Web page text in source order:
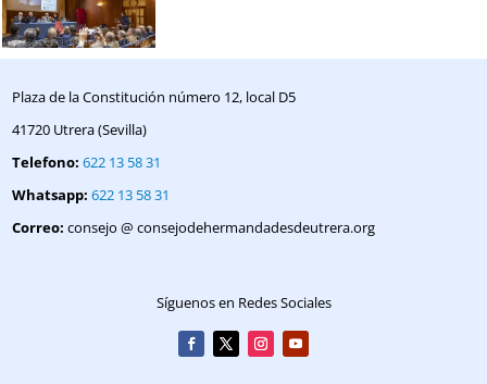
Plaza de la Constitución número 12, local D5
41720 Utrera (Sevilla)
Telefono: 622 13 58 31
Whatsapp: 622 13 58 31
Correo: consejo @ consejodehermandadesdeutrera.org
Síguenos en Redes Sociales